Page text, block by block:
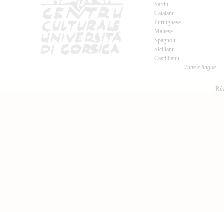
Sardu
Catalanu
Purtughese
Maltese
Spagnolu
Sicilianu
Castillianu
Tutte e lingue